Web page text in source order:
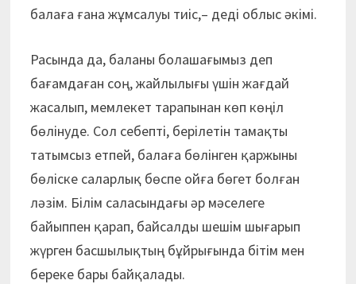
балаға ғана жұмсалуы тиіс,– деді облыс әкімі.
Расында да, баланы болашағымыз деп
бағамдаған соң, жайлылығы үшін жағдай
жасалып, мемлекет тарапынан көп көңіл
бөлінуде. Сол себепті, берілетін тамақты
татымсыз етпей, балаға бөлінген қаржыны
бөліске саларлық бөспе ойға бөгет болған
ләзім. Білім саласындағы әр мәселеге
байыппен қарап, байсалды шешім шығарып
жүрген басшылықтың бұйрығында бітім мен
береке бары байқалады.